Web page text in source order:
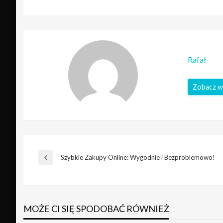
Rafał
Zobacz
Nawigacja
Poprzedni
Szybkie Zakupy Online: Wygodnie i Bezproblemowo!
MOŻE CI SIĘ SPODOBAĆ RÓWNIEŻ